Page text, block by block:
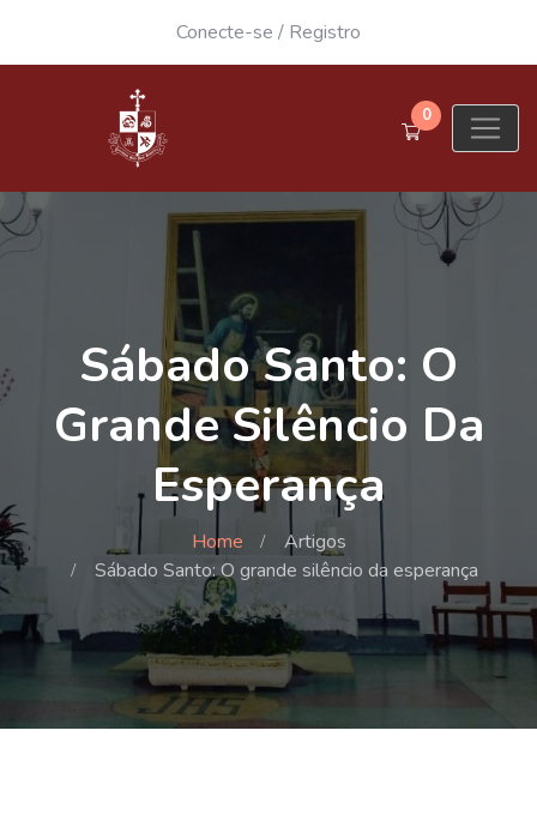
Conecte-se / Registro
0
Sábado Santo: O
Grande Silêncio Da
Esperança
Home
Artigos
Sábado Santo: O grande silêncio da esperança